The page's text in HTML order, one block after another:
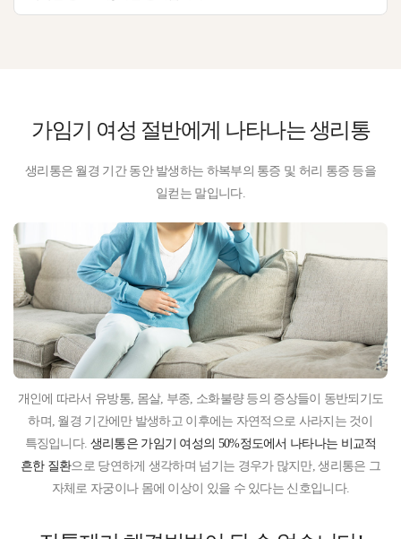
가임기 여성 절반에게 나타나는 생리통
생리통은 월경 기간 동안 발생하는 하복부의 통증 및 허리 통증 등을
일컫는 말입니다.
개인에 따라서 유방통, 몸살, 부종, 소화불량 등의 증상들이 동반되기도
하며, 월경 기간에만 발생하고 이후에는 자연적으로 사라지는 것이
특징입니다. 생리통은 가임기 여성의 50%정도에서 나타나는 비교적
흔한 질환으로 당연하게 생각하며 넘기는 경우가 많지만, 생리통은 그
자체로 자궁이나 몸에 이상이 있을 수 있다는 신호입니다.